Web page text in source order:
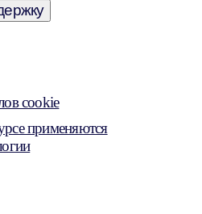
cookie
применяются